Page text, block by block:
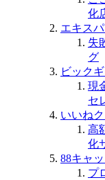
化
エキスパ
失
グ
ビック
現
セ
いいね
高
化
88キャッ
プ